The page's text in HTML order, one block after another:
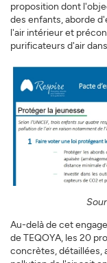
proposition dont
des enfants, aborde
l'air intérieur et
purificateurs d'air
Au-delà de cet
de TEQOYA, les 20
concrètes, détaillées,